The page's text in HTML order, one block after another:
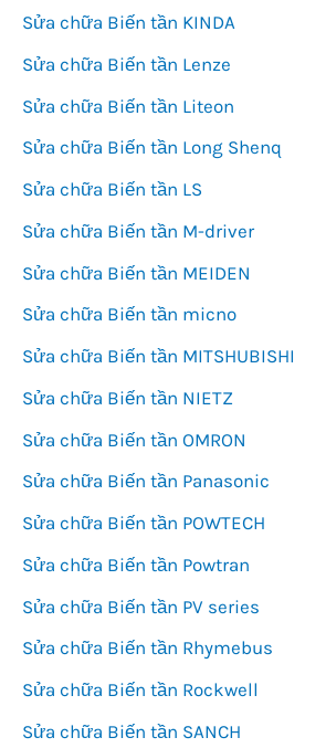
Sửa chữa Biến tần KINDA
Sửa chữa Biến tần Lenze
Sửa chữa Biến tần Liteon
Sửa chữa Biến tần Long Shenq
Sửa chữa Biến tần LS
Sửa chữa Biến tần M-driver
Sửa chữa Biến tần MEIDEN
Sửa chữa Biến tần micno
Sửa chữa Biến tần MITSHUBISHI
Sửa chữa Biến tần NIETZ
Sửa chữa Biến tần OMRON
Sửa chữa Biến tần Panasonic
Sửa chữa Biến tần POWTECH
Sửa chữa Biến tần Powtran
Sửa chữa Biến tần PV series
Sửa chữa Biến tần Rhymebus
Sửa chữa Biến tần Rockwell
Sửa chữa Biến tần SANCH